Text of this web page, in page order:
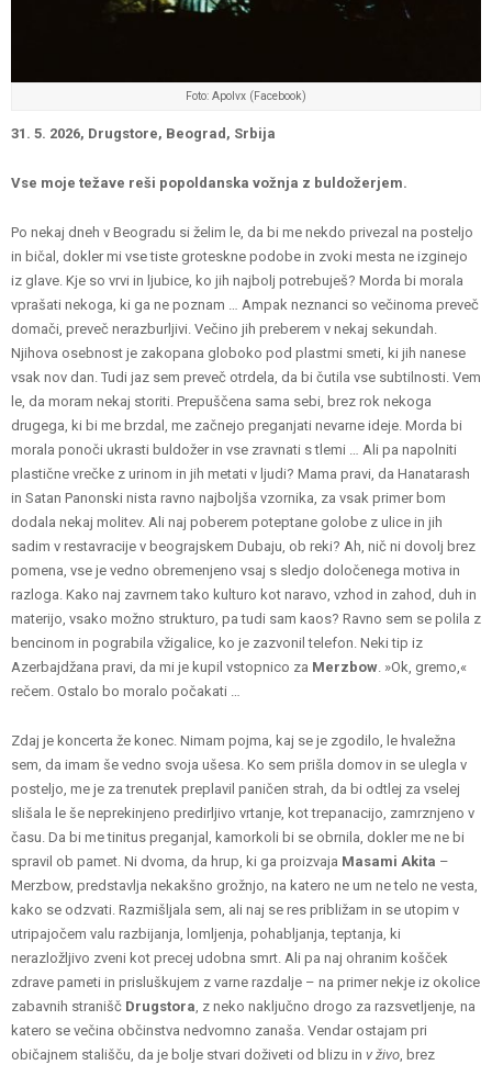
Foto: Apolvx (Facebook)
31. 5. 2026, Drugstore, Beograd, Srbija
Vse moje težave reši popoldanska vožnja z buldožerjem.
Po nekaj dneh v Beogradu si želim le, da bi me nekdo privezal na posteljo
in bičal, dokler mi vse tiste groteskne podobe in zvoki mesta ne izginejo
iz glave. Kje so vrvi in ​​ljubice, ko jih najbolj potrebuješ? Morda bi morala
vprašati nekoga, ki ga ne poznam … Ampak neznanci so večinoma preveč
domači, preveč nerazburljivi. Večino jih preberem v nekaj sekundah.
Njihova osebnost je zakopana globoko pod plastmi smeti, ki jih nanese
vsak nov dan. Tudi jaz sem preveč otrdela, da bi čutila vse subtilnosti. Vem
le, da moram nekaj storiti. Prepuščena sama sebi, brez rok nekoga
drugega, ki bi me brzdal, me začnejo preganjati nevarne ideje. Morda bi
morala ponoči ukrasti buldožer in vse zravnati s tlemi … Ali pa napolniti
plastične vrečke z urinom in jih metati v ljudi? Mama pravi, da Hanatarash
in Satan Panonski nista ravno najboljša vzornika, za vsak primer bom
dodala nekaj molitev. Ali naj poberem poteptane golobe z ulice in jih
sadim v restavracije v beograjskem Dubaju, ob reki? Ah, nič ni dovolj brez
pomena, vse je vedno obremenjeno vsaj s sledjo določenega motiva in
razloga. Kako naj zavrnem tako kulturo kot naravo, vzhod in zahod, duh in
materijo, vsako možno strukturo, pa tudi sam kaos? Ravno sem se polila z
bencinom in pograbila vžigalice, ko je zazvonil telefon. Neki tip iz
Azerbajdžana pravi, da mi je kupil vstopnico za Merzbow . »Ok, gremo,«
rečem. Ostalo bo moralo počakati …
Zdaj je koncerta že konec. Nimam pojma, kaj se je zgodilo, le hvaležna
sem, da imam še vedno svoja ušesa. Ko sem prišla domov in se ulegla v
posteljo, me je za trenutek preplavil paničen strah, da bi odtlej za vselej
slišala le še neprekinjeno predirljivo vrtanje, kot trepanacijo, zamrznjeno v
času. Da bi me tinitus preganjal, kamorkoli bi se obrnila, dokler me ne bi
spravil ob pamet. Ni dvoma, da hrup, ki ga proizvaja Masami Akita –
Merzbow, predstavlja nekakšno grožnjo, na katero ne um ne telo ne vesta,
kako se odzvati. Razmišljala sem, ali naj se res približam in se utopim v
utripajočem valu razbijanja, lomljenja, pohabljanja, teptanja, ki
nerazložljivo zveni kot precej udobna smrt. Ali pa naj ohranim košček
zdrave pameti in prisluškujem z varne razdalje – na primer nekje iz okolice
zabavnih stranišč Drugstora, z neko naključno drogo za razsvetljenje, na
katero se večina občinstva nedvomno zanaša. Vendar ostajam pri
običajnem stališču, da je bolje stvari doživeti od blizu in v živo, brez